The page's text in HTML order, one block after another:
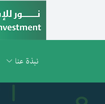
نبذة عنا